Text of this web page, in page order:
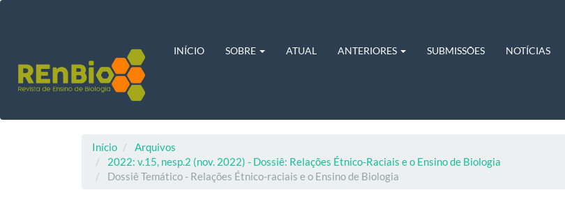
Barra
Lateral
INÍCIO SOBRE ATUAL ANTERIORES SUBMISSÕES NOTÍCIAS
Início
Arquivos
2022: v.15, nesp.2 (nov. 2022) - Dossiê: Relações Étnico-Raciais e o Ensino de Biologia
Dossiê Temático - Relações Étnico-raciais e o Ensino de Biologia